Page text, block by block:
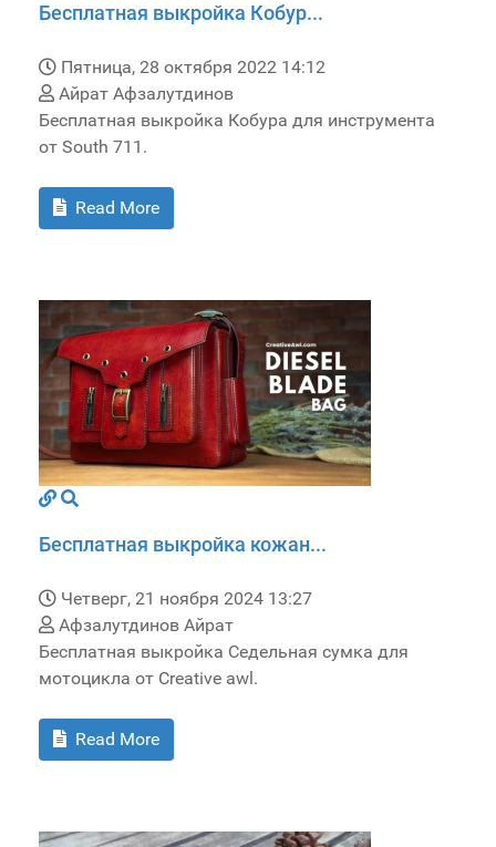
Бесплатная выкройка Кобур...
Пятница, 28 октября 2022 14:12
Айрат Афзалутдинов
Бесплатная выкройка Кобура для инструмента
от South 711.
Read More
Бесплатная выкройка кожан...
Четверг, 21 ноября 2024 13:27
Афзалутдинов Айрат
Бесплатная выкройка Седельная сумка для
мотоцикла от Creative awl.
Read More